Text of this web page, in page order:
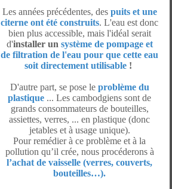
Les années précédentes, des puits et une
citerne ont été construits. L'eau est donc
bien plus accessible, mais l'idéal serait
d'installer un système de pompage et
de filtration de l'eau pour que cette eau
soit directement utilisable !
D'autre part, se pose le problème du
plastique ... Les cambodgiens sont de
grands consommateurs de bouteilles,
assiettes, verres, ... en plastique (donc
jetables et à usage unique).
Pour remédier à ce problème et à la
pollution qu’il crée, nous procéderons à
l’achat de vaisselle (verres, couverts,
bouteilles…).